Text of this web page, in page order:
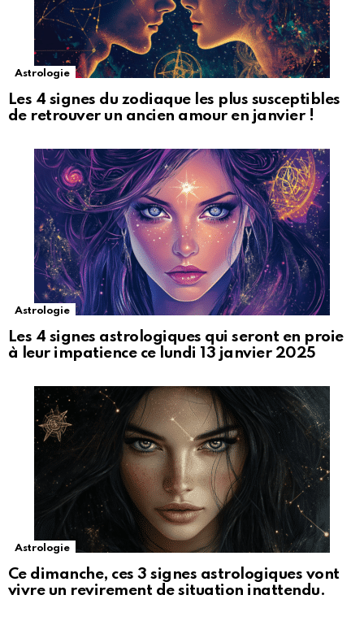
Astrologie
Les 4 signes du zodiaque les plus susceptibles
de retrouver un ancien amour en janvier !
Astrologie
Les 4 signes astrologiques qui seront en proie
à leur impatience ce lundi 13 janvier 2025
Astrologie
Ce dimanche, ces 3 signes astrologiques vont
vivre un revirement de situation inattendu.